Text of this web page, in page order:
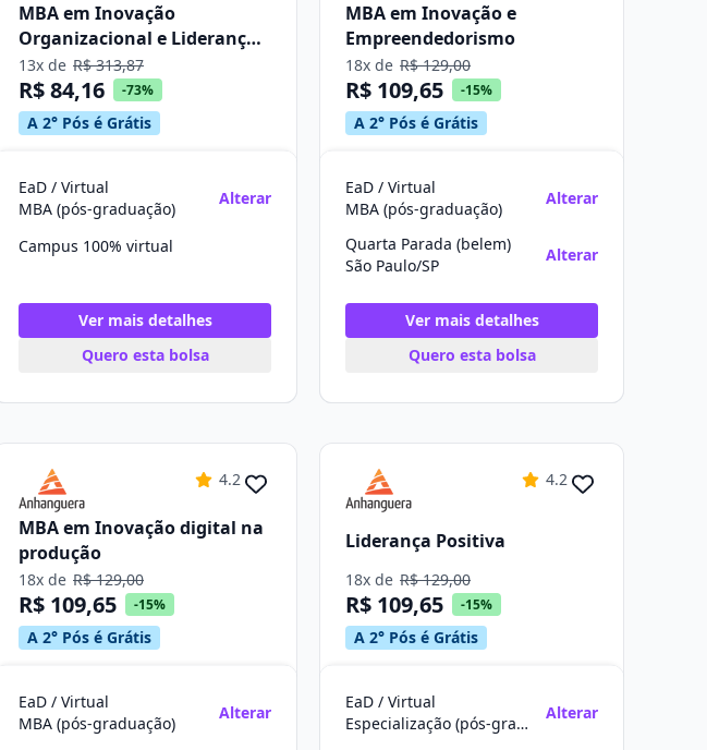
MBA em Inovação
Organizacional e Liderança
Criativa
13x de R$ 313,87
R$ 84,16 -73%
A 2° Pós é Grátis
EaD / Virtual
MBA (pós-graduação)
Alterar
Campus 100% virtual
Ver mais detalhes
Quero esta bolsa
MBA em Inovação e
Empreendedorismo
18x de R$ 129,00
R$ 109,65 -15%
A 2° Pós é Grátis
EaD / Virtual
MBA (pós-graduação)
Alterar
Quarta Parada (belem)
São Paulo/SP
Alterar
Ver mais detalhes
Quero esta bolsa
4.2
MBA em Inovação digital na
produção
18x de R$ 129,00
R$ 109,65 -15%
A 2° Pós é Grátis
EaD / Virtual
MBA (pós-graduação)
Alterar
4.2
Liderança Positiva
18x de R$ 129,00
R$ 109,65 -15%
A 2° Pós é Grátis
EaD / Virtual
Especialização (pós-graduação)
Alterar